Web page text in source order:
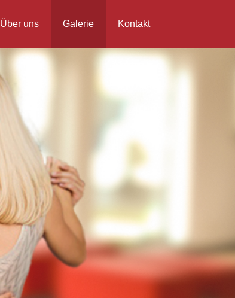
Über uns Galerie Kontakt